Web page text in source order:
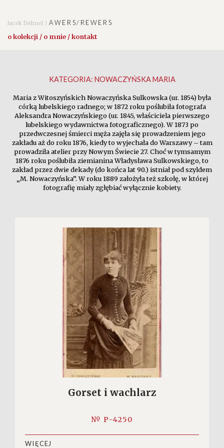
Jacek Dehnel /AWERS/REWERS
o kolekcji / o mnie / kontakt
KATEGORIA: NOWACZYŃSKA MARIA
Maria z Witoszyńskich Nowaczyńska Sulkowska (ur. 1854) była
córką lubelskiego radnego; w 1872 roku poślubiła fotografa
Aleksandra Nowaczyńskiego (ur. 1845, właściciela pierwszego
lubelskiego wydawnictwa fotograficznego). W 1873 po
przedwczesnej śmierci męża zajęła się prowadzeniem jego
zakładu aż do roku 1876, kiedy to wyjechała do Warszawy – tam
prowadziła atelier przy Nowym Świecie 27. Choć w tymsamym
1876 roku poślubiła ziemianina Władysława Sulkowskiego, to
zakład przez dwie dekady (do końca lat 90.) istniał pod szyldem
„M. Nowaczyńska”. W roku 1889 założyła też szkołę, w której
fotografię miały zgłębiać wyłącznie kobiety.
Gorset i wachlarz
№ P-4250
WIĘCEJ